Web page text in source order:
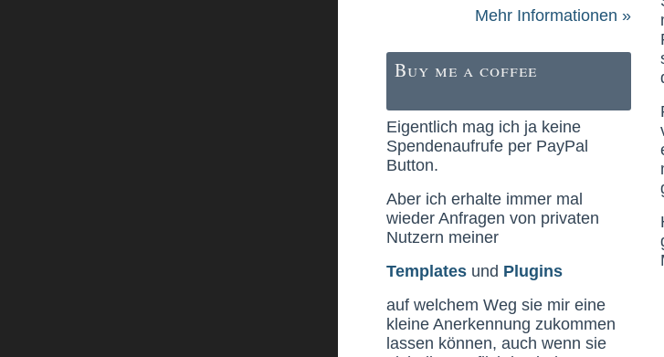
Mehr Informationen »
Buy me a coffee
Eigentlich mag ich ja keine
Spendenaufrufe per PayPal
Button.
Aber ich erhalte immer mal
wieder Anfragen von privaten
Nutzern meiner
Templatesund Plugins
auf welchem Weg sie mir eine
kleine Anerkennung zukommen
lassen können, auch wenn sie